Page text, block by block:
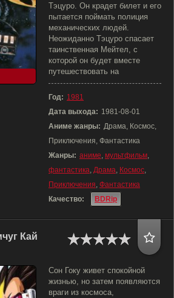
Тэцуро. Он крадет билет и его
пытается поймать полиция
механических людей.
Неожиданно Тэцуро спасает
таинственная Мейтел, с
которой он будет вместе
путешествовать на
Год: 1981
Дата выхода: 1981-08-01
Аниме жанры: Драма, Космос,
Приключения, Фантастика
Жанры: аниме, мультфильм,
фантастика, Драма, Космос,
Приключения, Фантастика
Качество:
BDRip
Кай
Сон Гоку живет спокойной
жизнью, но затем появляются
враги из космоса,